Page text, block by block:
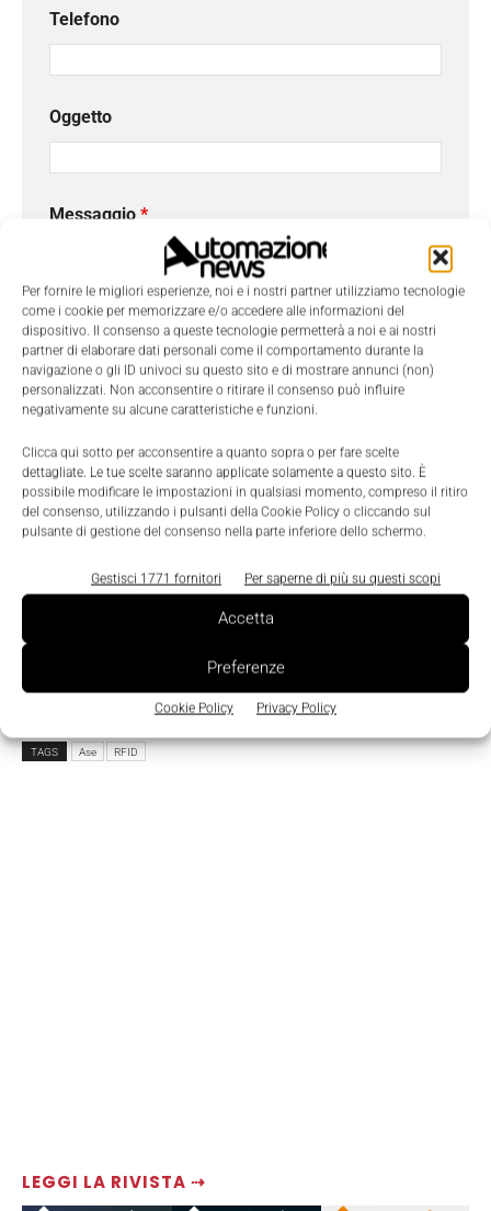
Per fornire le migliori esperienze, noi e i nostri partner utilizziamo tecnologie
come i cookie per memorizzare e/o accedere alle informazioni del
dispositivo. Il consenso a queste tecnologie permetterà a noi e ai nostri
partner di elaborare dati personali come il comportamento durante la
navigazione o gli ID univoci su questo sito e di mostrare annunci (non)
personalizzati. Non acconsentire o ritirare il consenso può influire
negativamente su alcune caratteristiche e funzioni.
Clicca qui sotto per acconsentire a quanto sopra o per fare scelte
dettagliate. Le tue scelte saranno applicate solamente a questo sito. È
possibile modificare le impostazioni in qualsiasi momento, compreso il ritiro
del consenso, utilizzando i pulsanti della Cookie Policy o cliccando sul
pulsante di gestione del consenso nella parte inferiore dello schermo.
Gestisci 1771 fornitori Per saperne di più su questi scopi
Accetta
Preferenze
Cookie Policy Privacy Policy
LEGGI LA RIVISTA ⇢
Telefono
Oggetto
Messaggio *
Ho letto e compreso l'Informativa sulla Privacye
Tecniche Nuove
TAGS Ase RFID